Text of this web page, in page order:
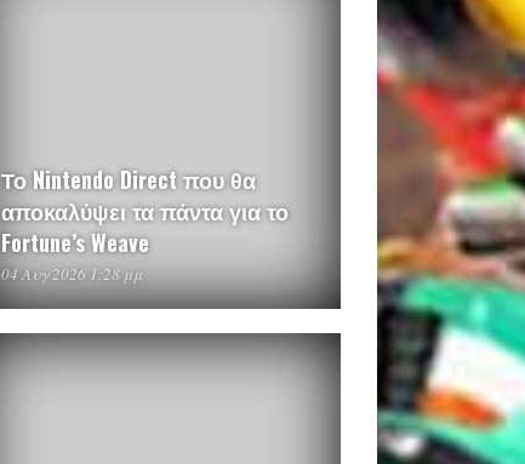
Το Nintendo Direct που θα
αποκαλύψει τα πάντα για το
Fortune’s Weave
04 Αυγ 2026 1:28 μμ